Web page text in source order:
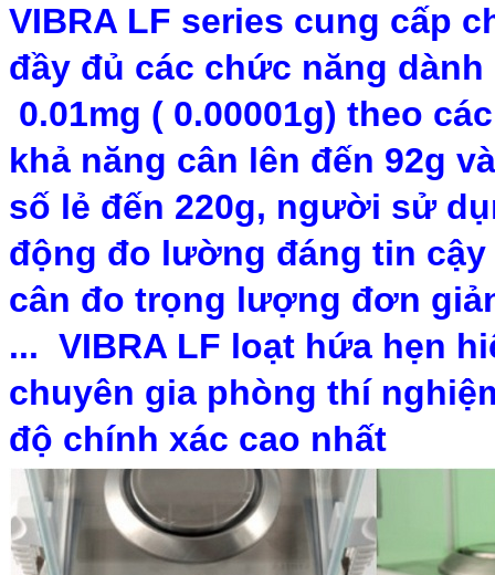
VIBRA LF series cung cấp
đầy đủ các chức năng
0.01mg ( 0.00001g) theo
khả năng cân lên đến 92g
số lẻ đến 220g, người sử
động đo lường đáng tin
cân đo trọng lượng đơn
... VIBRA LF loạt hứa hẹn
chuyên gia phòng thí
độ chính xác cao nhất